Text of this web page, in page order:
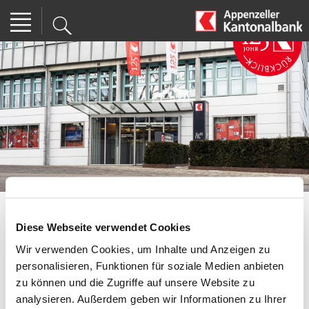
Diese Webseite verwendet Cookies
Wir verwenden Cookies, um Inhalte und Anzeigen zu
personalisieren, Funktionen für soziale Medien anbieten
zu können und die Zugriffe auf unsere Website zu
analysieren. Außerdem geben wir Informationen zu Ihrer
Wegen Feiertag
geschlossen
Aktuell | 31.10.2019 15:00